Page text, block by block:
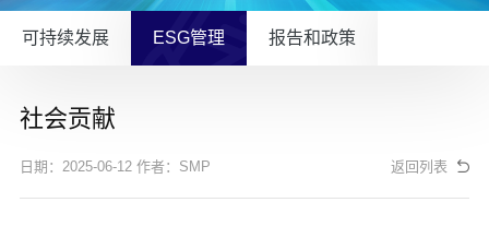
可持续发展 ESG管理 报告和政策
社会贡献
日期：2025-06-12 作者：SMP 返回列表